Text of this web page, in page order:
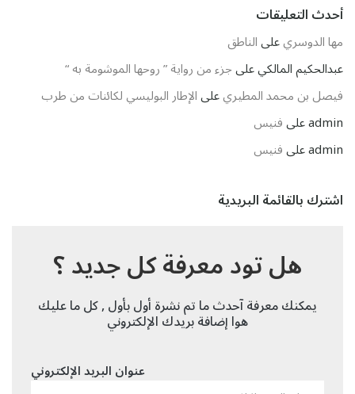
أحدث التعليقات
مها الدوسريعلىالناطق
عبدالحكيم المالكيعلىجزء من رواية ” روحها الموشومة به “
فيصل بن محمد المطيريعلىالإطار البوليسي لكائنات من طرب
adminعلىفنيس
adminعلىفنيس
اشترك بالقائمة البريدية
هل تود معرفة كل جديد ؟
يمكنك معرفة آحدث ما تم نشرة أول بأول , كل ما عليك
هوا إضافة بريدك الإلكتروني
عنوان البريد الإلكتروني